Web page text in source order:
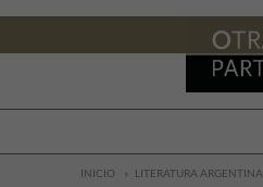
INICIO » LITERATURA ARGENTINA